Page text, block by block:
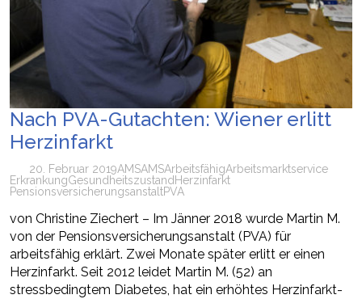
Nach PVA-Gutachten: Wiener erlitt
Herzinfarkt
20. Februar 2019AMSAMSArbeitsfähigArbeitsmarktservice
ErkrankungGesundheitszustand Herzinfarkt
PensionsversicherungsanstaltPVA
von Christine Ziechert – Im Jänner 2018 wurde Martin M.
von der Pensionsversicherungsanstalt (PVA) für
arbeitsfähig erklärt. Zwei Monate später erlitt er einen
Herzinfarkt. Seit 2012 leidet Martin M. (52) an
stressbedingtem Diabetes, hat ein erhöhtes Herzinfarkt-